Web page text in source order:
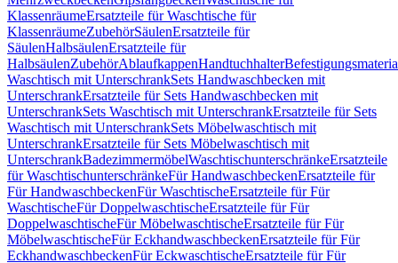
KlassenräumeErsatzteile für Waschtische für
KlassenräumeZubehörSäulenErsatzteile für
SäulenHalbsäulenErsatzteile für
HalbsäulenZubehörAblaufkappenHandtuchhalter
Waschtisch mit UnterschrankSets Handwaschbecken mit
UnterschrankErsatzteile für Sets Handwaschbecken mit
UnterschrankSets Waschtisch mit UnterschrankErsatzteile für Sets
Waschtisch mit UnterschrankSets Möbelwaschtisch mit
UnterschrankErsatzteile für Sets Möbelwaschtisch mit
UnterschrankBadezimmermöbelWaschtischunterschränkeErsatzteile
für WaschtischunterschränkeFür HandwaschbeckenErsatzteile für
Für HandwaschbeckenFür WaschtischeErsatzteile für Für
WaschtischeFür DoppelwaschtischeErsatzteile für Für
DoppelwaschtischeFür MöbelwaschtischeErsatzteile für Für
MöbelwaschtischeFür EckhandwaschbeckenErsatzteile für Für
EckhandwaschbeckenFür EckwaschtischeErsatzteile für Für